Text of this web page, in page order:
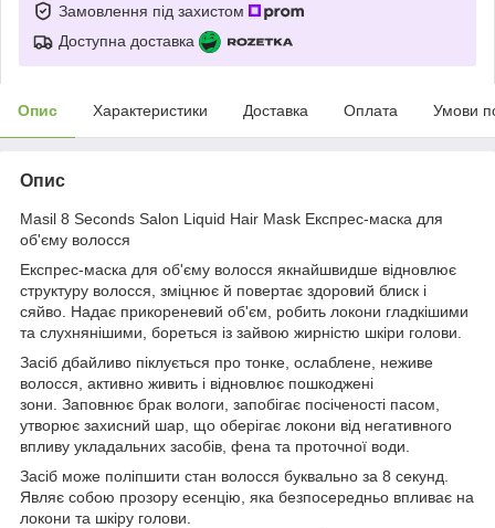
Замовлення під захистом
Доступна доставка
Опис Характеристики Доставка Оплата Умови
Опис
Masil 8 Seconds Salon Liquid Hair Mask Експрес-маска для
об'єму волосся
Експрес-маска для об'єму волосся якнайшвидше відновлює
структуру волосся, зміцнює й повертає здоровий блиск і
сяйво. Надає прикореневий об'єм, робить локони гладкішими
та слухнянішими, бореться із зайвою жирністю шкіри голови.
Засіб дбайливо піклується про тонке, ослаблене, неживе
волосся, активно живить і відновлює пошкоджені
зони. Заповнює брак вологи, запобігає посіченості пасом,
утворює захисний шар, що оберігає локони від негативного
впливу укладальних засобів, фена та проточної води.
Засіб може поліпшити стан волосся буквально за 8 секунд.
Являє собою прозору есенцію, яка безпосередньо впливає на
локони та шкіру голови.